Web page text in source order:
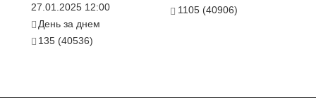
27.01.2025 12:00
День за днем
135 (40536)
1105 (40906)